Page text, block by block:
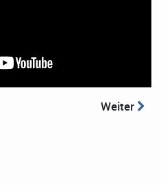
Weiter